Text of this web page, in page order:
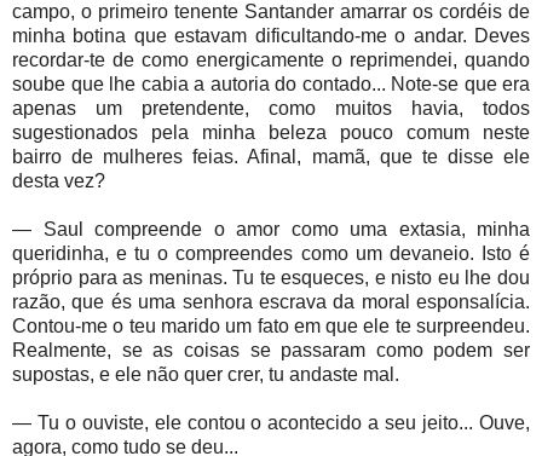
campo, o primeiro tenente Santander amarrar os cordéis de
minha botina que estavam dificultando-me o andar. Deves
recordar-te de como energicamente o reprimendei, quando
soube que lhe cabia a autoria do contado... Note-se que era
apenas um pretendente, como muitos havia, todos
sugestionados pela minha beleza pouco comum neste
bairro de mulheres feias. Afinal, mamã, que te disse ele
desta vez?
— Saul compreende o amor como uma extasia, minha
queridinha, e tu o compreendes como um devaneio. Isto é
próprio para as meninas. Tu te esqueces, e nisto eu lhe dou
razão, que és uma senhora escrava da moral esponsalícia.
Contou-me o teu marido um fato em que ele te surpreendeu.
Realmente, se as coisas se passaram como podem ser
supostas, e ele não quer crer, tu andaste mal.
— Tu o ouviste, ele contou o acontecido a seu jeito... Ouve,
agora, como tudo se deu...